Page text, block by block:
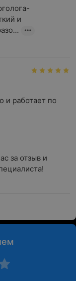
и
и работает по
за отзыв и